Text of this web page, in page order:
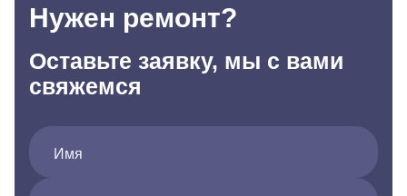
Нужен ремонт?
Оставьте заявку, мы с вами
свяжемся
Имя